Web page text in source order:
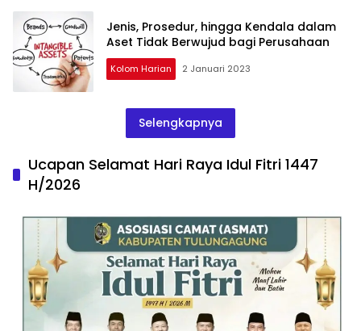
Jenis, Prosedur, hingga Kendala dalam
Aset Tidak Berwujud bagi Perusahaan
Kolom Harian 2 Januari 2023
Selengkapnya
Ucapan Selamat Hari Raya Idul Fitri 1447
H/2026